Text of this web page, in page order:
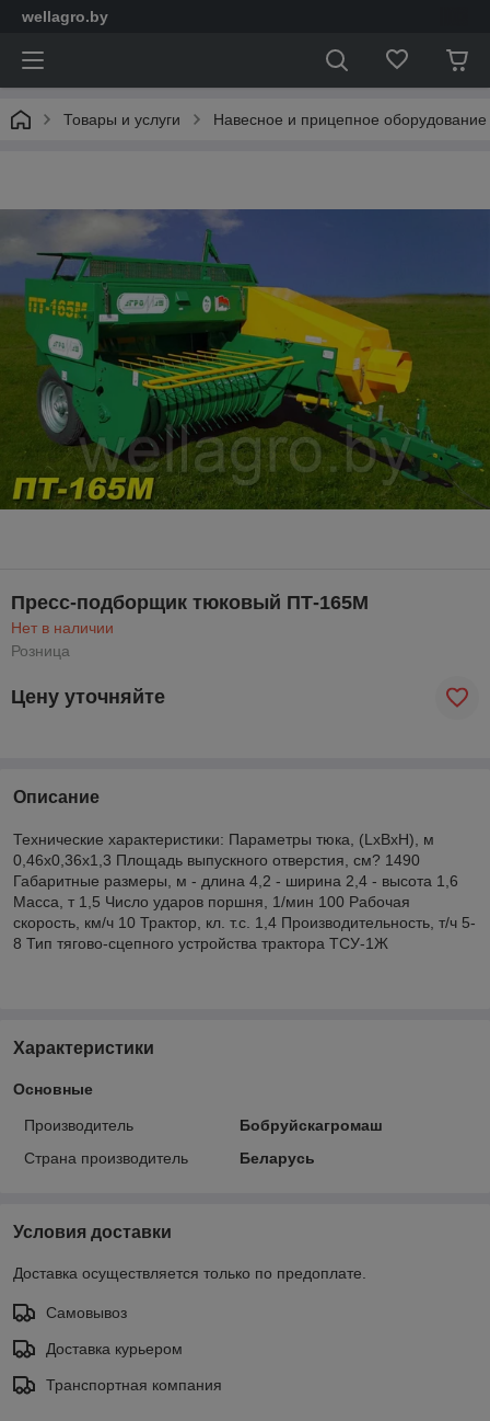
wellagro.by
Товары и услуги Навесное и прицепное оборудование
Пресс-подборщик тюковый ПТ-165М
Нет в наличии
Розница
Цену уточняйте
Описание
Технические характеристики: Параметры тюка, (LxBxH), м
0,46х0,36х1,3 Площадь выпускного отверстия, см? 1490
Габаритные размеры, м - длина 4,2 - ширина 2,4 - высота 1,6
Масса, т 1,5 Число ударов поршня, 1/мин 100 Рабочая
скорость, км/ч 10 Трактор, кл. т.с. 1,4 Производительность, т/ч 5-
8 Тип тягово-сцепного устройства трактора ТСУ-1Ж
Характеристики
Основные
Производитель
Бобруйскагромаш
Страна производитель
Беларусь
Условия доставки
Доставка осуществляется только по предоплате.
Самовывоз
Доставка курьером
Транспортная компания